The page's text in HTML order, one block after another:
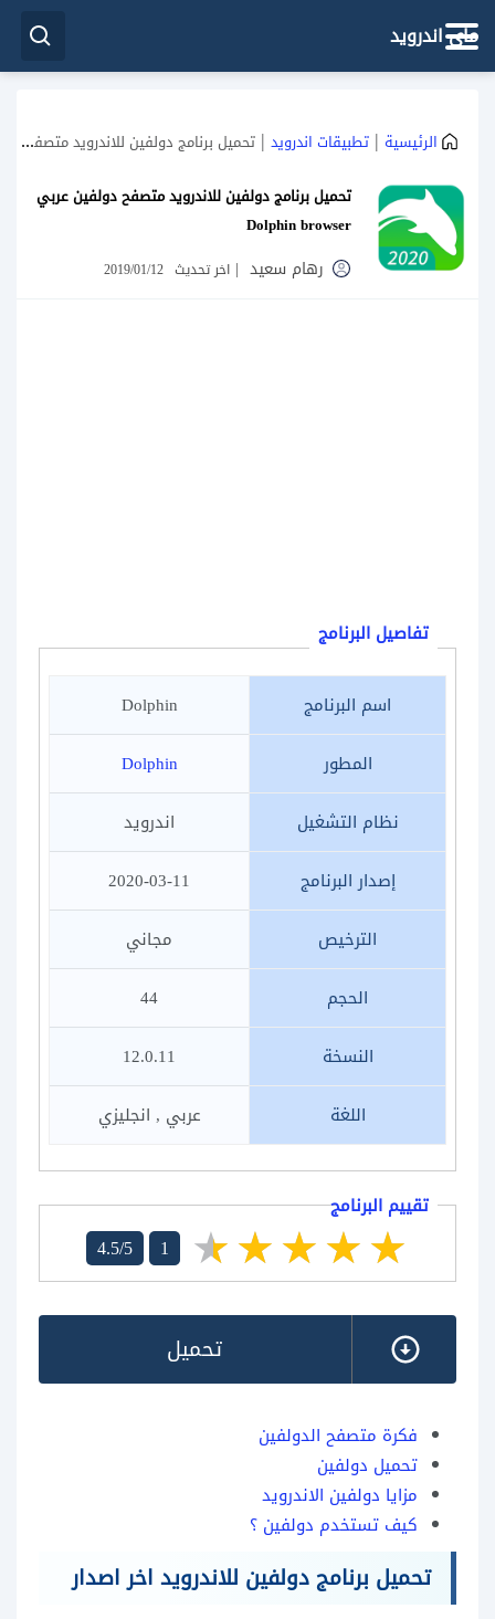
ماي اندرويد
الرئيسية | تطبيقات اندرويد | تحميل برنامج دولفين للاندرويد متصفح دولفين عربي Dolphin browser
تحميل برنامج دولفين للاندرويد متصفح دولفين عربي
Dolphin browser
رهام سعيد | اخر تحديث 2019/01/12
تفاصيل البرنامج
اسم البرنامج
Dolphin
المطور
Dolphin
نظام التشغيل
اندرويد
إصدار البرنامج
2020-03-11
الترخيص
مجاني
الحجم
44
النسخة
12.0.11
اللغة
عربي , انجليزي
تقييم البرنامج
4.5/5 1
تحميل
فكرة متصفح الدولفين
تحميل دولفين
مزايا دولفين الاندرويد
كيف تستخدم دولفين ؟
تحميل برنامج دولفين للاندرويد اخر اصدار